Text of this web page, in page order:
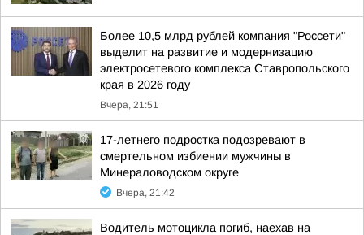
Более 10,5 млрд рублей компания "Россети"
выделит на развитие и модернизацию
электросетевого комплекса Ставропольского
края в 2026 году
Вчера, 21:51
17-летнего подростка подозревают в
смертельном избиении мужчины в
Минераловодском округе
Вчера, 21:42
Водитель мотоцикла погиб, наехав на